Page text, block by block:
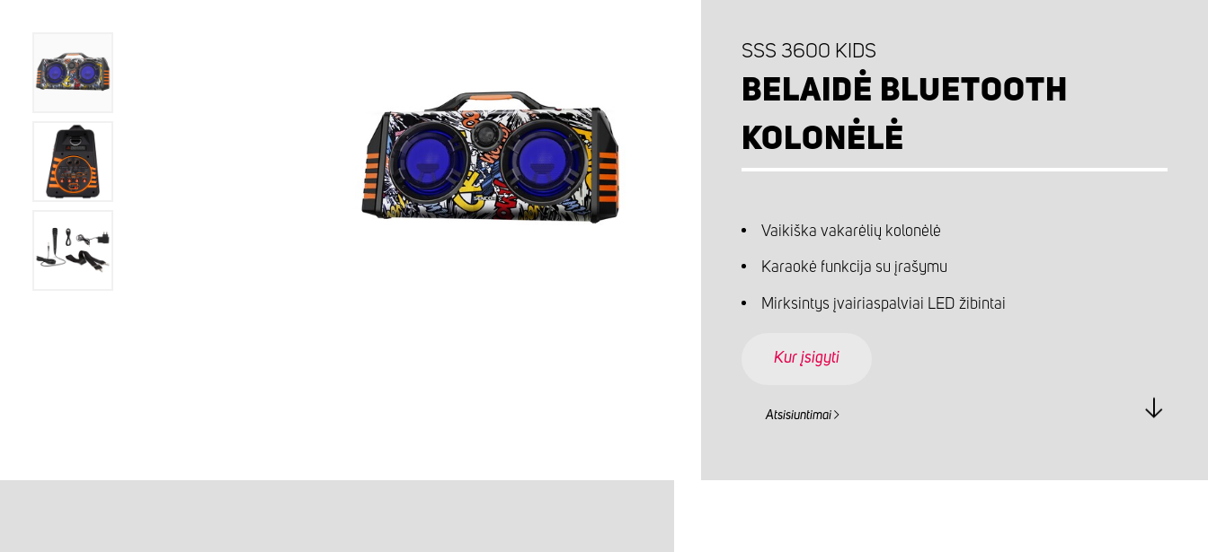
SSS 3600 KIDS
BELAIDĖ BLUETOOTH
KOLONĖLĖ
Vaikiška vakarėlių kolonėlė
Karaokė funkcija su įrašymu
Mirksintys įvairiaspalviai LED žibintai
Kur įsigyti
Atsisiuntimai